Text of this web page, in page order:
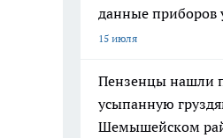
данные приборов
15 июля
Пензенцы нашли
усыпанную
Шемышейском